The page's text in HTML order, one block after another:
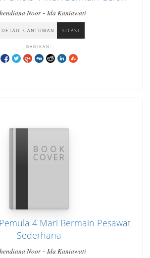
Noor- Ida Kaniawati
DETAIL CANTUMAN SITASI
BAGIKAN:
4 Mari Bermain Pesawat
Sederhana
Noor- Ida Kaniawati